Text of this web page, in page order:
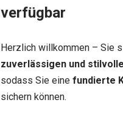
verfügbar
Herzlich willkommen – Sie
zuverlässigen und
sodass Sie eine fundierte
sichern können.